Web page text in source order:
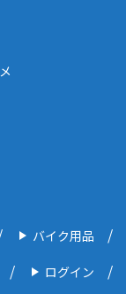
バイク用品
ログイン